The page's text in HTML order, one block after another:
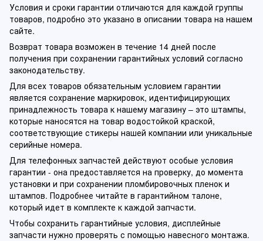
Условия и сроки гарантии отличаются для каждой группы
товаров, подробно это указано в описании товара на нашем
сайте.
Возврат товара возможен в течение 14 дней после
получения при сохранении гарантийных условий согласно
законодательству.
Для всех товаров обязательным условием гарантии
является сохранение маркировок, идентифицирующих
принадлежность товара к нашему магазину – это штампы,
которые наносятся на товар водостойкой краской,
соответствующие стикеры нашей компании или уникальные
серийные номера.
Для телефонных запчастей действуют особые условия
гарантии - она предоставляется на проверку, до момента
установки и при сохранении пломбировочных пленок и
штампов. Подробнее читайте в гарантийном талоне,
который идет в комплекте к каждой запчасти.
Чтобы сохранить гарантийные условия, дисплейные
запчасти нужно проверять с помощью навесного монтажа.